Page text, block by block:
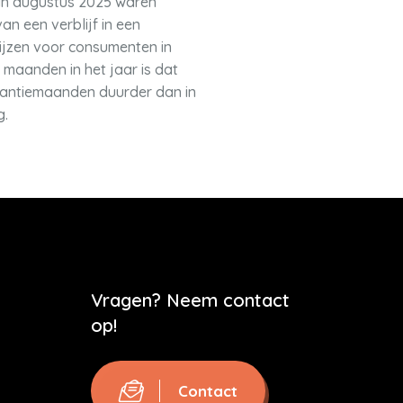
een verblijf in een
voor consumenten in
in het jaar is dat
duurder dan in
Vragen? Neem contact
op!
Contact